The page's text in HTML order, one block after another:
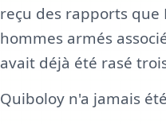
reçu des rapports que
hommes armés
avait déjà été rasé
Quiboloy n'a jamais